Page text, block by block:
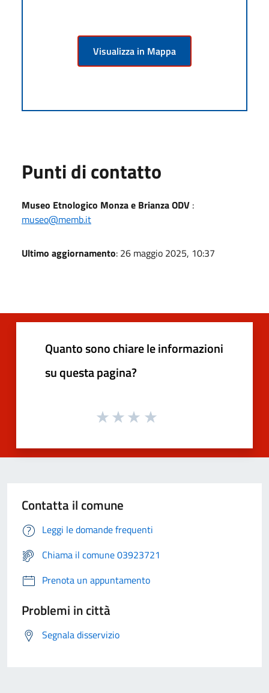
Visualizza in Mappa
Punti di contatto
Museo Etnologico Monza e Brianza ODV :
museo@memb.it
Ultimo aggiornamento: 26 maggio 2025, 10:37
Quanto sono chiare le informazioni
su questa pagina?
Contatta il comune
Leggi le domande frequenti
Chiama il comune 03923721
Prenota un appuntamento
Problemi in città
Segnala disservizio